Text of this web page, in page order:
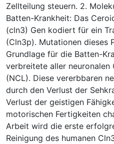
Zellteilung steuern. 2.
Batten-Krankheit: Das
(cln3) Gen kodiert für ein
(Cln3p). Mutationen dieses
Grundlage für die Batten-
verbreitete aller
(NCL). Diese vererbbaren
durch den Verlust der
Verlust der geistigen
motorischen Fertigkeiten
Arbeit wird die erste
Reinigung des humanen